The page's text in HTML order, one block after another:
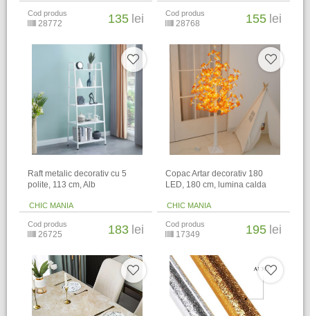
Cod produs
28772 135 lei Cod produs
28768 155 lei
Raft metalic decorativ cu 5
polite, 113 cm, Alb
CHIC MANIA
Cod produs
26725 183 lei
Copac Artar decorativ 180
LED, 180 cm, lumina calda
CHIC MANIA
Cod produs
17349 195 lei